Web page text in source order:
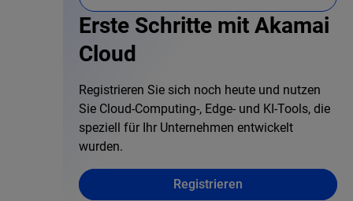
Erste Schritte mit Akamai
Cloud
Registrieren Sie sich noch heute und nutzen
Sie Cloud-Computing-, Edge- und KI-Tools, die
speziell für Ihr Unternehmen entwickelt
wurden.
Registrieren